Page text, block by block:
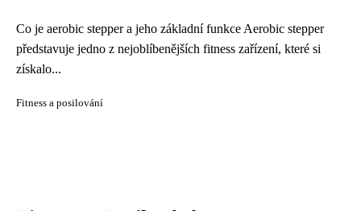
Co je aerobic stepper a jeho základní funkce Aerobic stepper
představuje jedno z nejoblíbenějších fitness zařízení, které si
získalo...
Fitness a posilování